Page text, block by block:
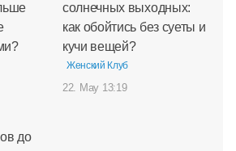
солнечных выходных:
как обойтись без суеты и
кучи вещей?
Женский Клуб
22. May 13:19